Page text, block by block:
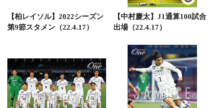
【柏レイソル】2022シーズン
第9節スタメン（22.4.17）
【中村慶太】J1通算100試合
出場（22.4.17）